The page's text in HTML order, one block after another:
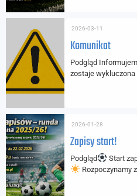
Komunikat
2026-03-11
Podgląd
zostaje wykluczona
Zapisy start!
2026-01-28
Podgląd
Start
Rozpoczynamy